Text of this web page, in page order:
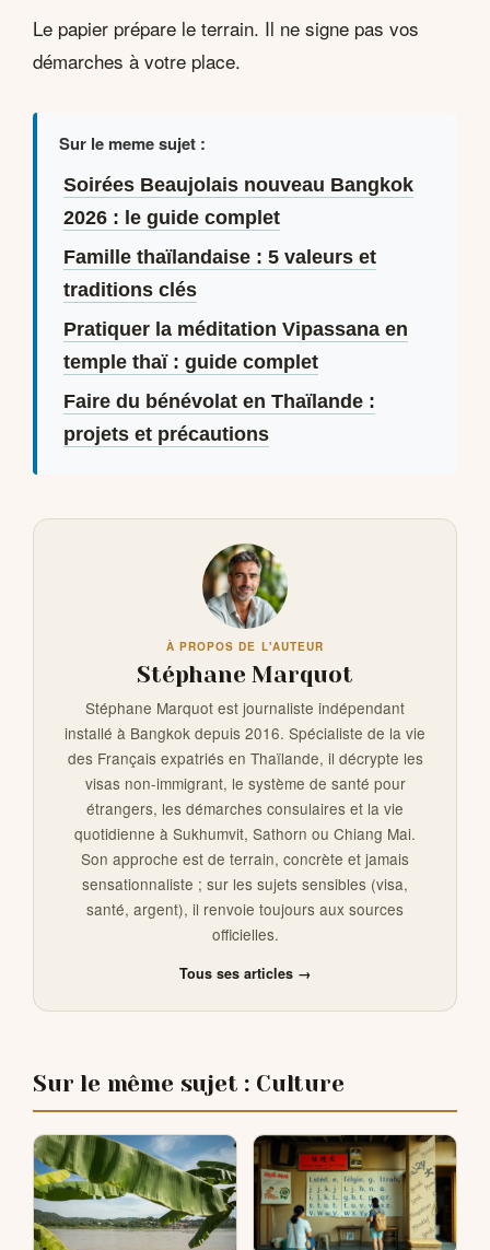
Le papier prépare le terrain. Il ne signe pas vos
démarches à votre place.
Sur le meme sujet :
Soirées Beaujolais nouveau Bangkok
2026 : le guide complet
Famille thaïlandaise : 5 valeurs et
traditions clés
Pratiquer la méditation Vipassana en
temple thaï : guide complet
Faire du bénévolat en Thaïlande :
projets et précautions
À PROPOS DE L'AUTEUR
Stéphane Marquot
Stéphane Marquot est journaliste indépendant
installé à Bangkok depuis 2016. Spécialiste de la vie
des Français expatriés en Thaïlande, il décrypte les
visas non-immigrant, le système de santé pour
étrangers, les démarches consulaires et la vie
quotidienne à Sukhumvit, Sathorn ou Chiang Mai.
Son approche est de terrain, concrète et jamais
sensationnaliste ; sur les sujets sensibles (visa,
santé, argent), il renvoie toujours aux sources
officielles.
Tous ses articles →
Sur le même sujet : Culture